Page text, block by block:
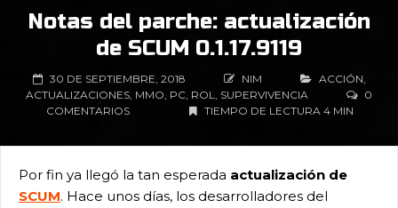
Notas del parche: actualización
de SCUM 0.1.17.9119
30 DE SEPTIEMBRE, 2018 NIM ACCIÓN,
ACTUALIZACIONES, MMO, PC, ROL, SUPERVIVENCIA
TIEMPO DE LECTURA 4 MIN
0
COMENTARIOS
Por fin ya llegó la tan esperada actualización de
SCUM. Hace unos días, los desarrolladores del